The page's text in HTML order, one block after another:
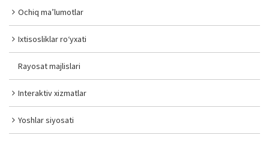
Ochiq ma’lumotlar
Ixtisosliklar ro‘yxati
Rayosat majlislari
Interaktiv xizmatlar
Yoshlar siyosati